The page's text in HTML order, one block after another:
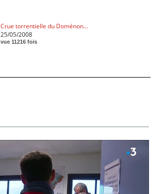
Crue torrentielle du Doménon...
25/05/2008
vue 11216 fois